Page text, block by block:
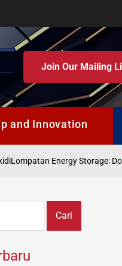
Join Our Mailing
and Innovation
Energy Storage: Dominasi